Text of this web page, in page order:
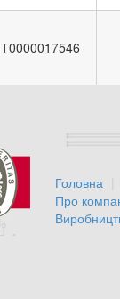
Т0000017546
Головна
Про